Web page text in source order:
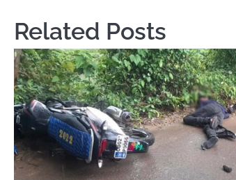
Related Posts